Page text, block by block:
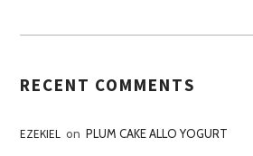
RECENT COMMENTS
EZEKIEL on PLUM CAKE ALLO YOGURT